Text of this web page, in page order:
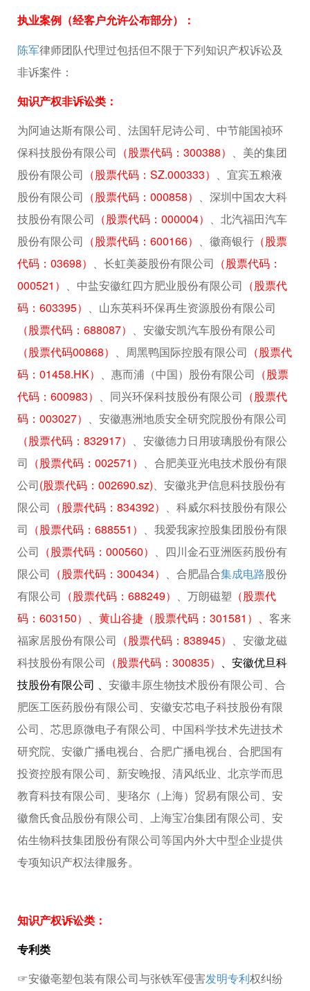
执业案例（经客户允许公布部分）：
陈军律师团队代理过包括但不限于下列知识产权诉讼及
非诉案件：
知识产权非诉讼类：
为阿迪达斯有限公司、法国轩尼诗公司、中节能国祯环
保科技股份有限公司 （股票代码：300388）
、美的集团
股份有限公司 （股票代码：SZ.000333）
、宜宾五粮液
股份有限公司 （股票代码：000858）
、深圳中国农大科
技股份有限公司 （股票代码：000004）
、北汽福田汽车
股份有限公司 （股票代码：600166） 、徽商银行 （股票
代码：03698）
、长虹美菱股份有限公司 （股票代码：
000521）
、中盐安徽红四方肥业股份有限公司 （股票代
码：603395）
、山东英科环保再生资源股份有限公司
（股票代码：688087）
、安徽安凯汽车股份有限公司
（股票代码00868）
、周黑鸭国际控股有限公司 （股票代
码：01458.HK）
、惠而浦（中国）股份有限公司 （股票
代码：600983）
、同兴环保科技股份有限公司 （股票代
码：003027）
、安徽惠洲地质安全研究院股份有限公司
（股票代码：832917）
、安徽德力日用玻璃股份有限公
司 （股票代码：002571）
、合肥美亚光电技术股份有限
公司(股票代码：002690.sz) 、安徽兆尹信息科技股份有
限公司 （股票代码：834392）
、科威尔科技股份有限公
司 （股票代码：688551）
、我爱我家控股集团股份有限
公司 （股票代码：000560）
、四川金石亚洲医药股份有
限公司 （股票代码：300434） 、合肥晶合集成电路股份
有限公司 （股票代码：688249） 、万朗磁塑 （股票代
码：603150）、黄山谷捷（股票代码：301581）、 客来
福家居股份有限公司 （股票代码：838945）
、安徽龙磁
科技股份有限公司 （股票代码：300835）
、安徽优旦科
技股份有限公司 、 安徽丰原生物技术股份有限公司、合
肥医工医药股份有限公司、安徽安芯电子科技股份有限
公司、芯思原微电子有限公司、中国科学技术先进技术
研究院、安徽广播电视台、合肥广播电视台、合肥国有
投资控股有限公司、新安晚报、清风纸业、北京学而思
教育科技有限公司、斐珞尔（上海）贸易有限公司、安
徽詹氏食品股份有限公司、上海宝冶集团有限公司、安
佑生物科技集团股份有限公司等国内外大中型企业提供
专项知识产权法律服务。
知识产权诉讼类：
专利类
☞安徽亳塑包装有限公司与张铁军侵害发明专利权纠纷